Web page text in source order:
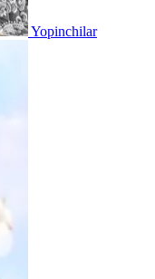
Yopinchilar